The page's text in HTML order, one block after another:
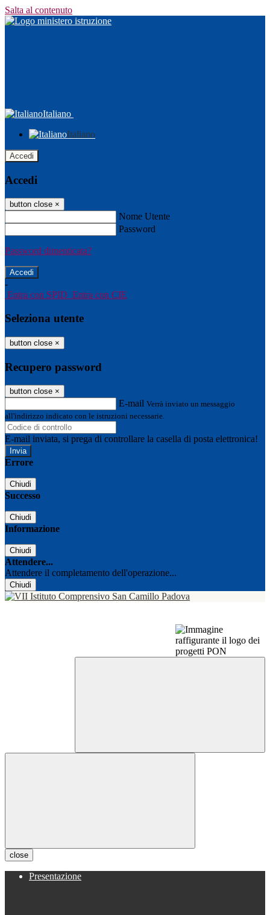
Salta al contenuto
Italiano
Italiano
Accedi
Accedi
button close ×
Nome Utente
Password
Password dimenticata?
-
Entra con SPID Entra con CIE
Seleziona utente
button close ×
Recupero password
button close ×
E-mail Verrà inviato un messaggio
all'indirizzo indicato con le istruzioni necessarie.
E-mail inviata, si prega di controllare la casella di posta elettronica!
Errore
Chiudi
Successo
Chiudi
Informazione
Chiudi
Attendere...
Attendere il completamento dell'operazione...
Chiudi
close
Presentazione